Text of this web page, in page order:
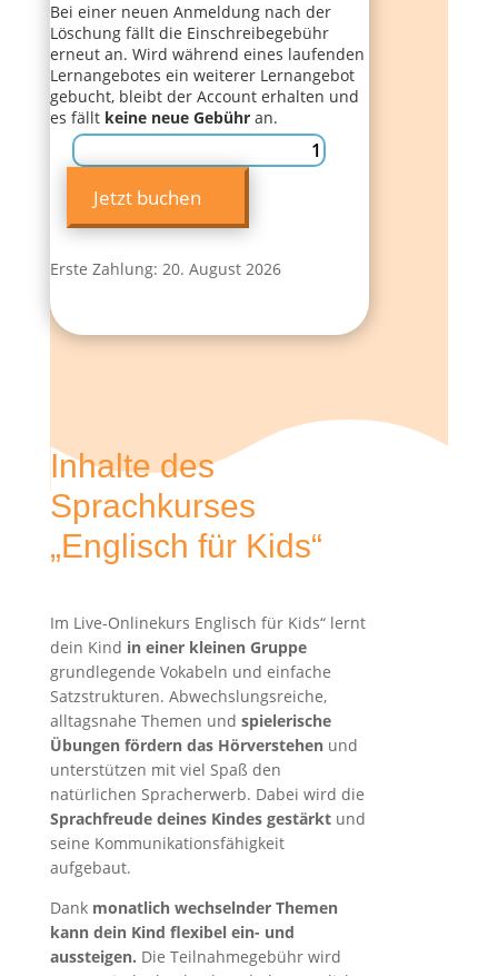
Bei einer neuen Anmeldung nach der
Löschung fällt die Einschreibegebühr
erneut an. Wird während eines laufenden
Lernangebotes ein weiterer Lernangebot
gebucht, bleibt der Account erhalten und
es fällt keine neue Gebühran.
Englisch
für
Kids
Menge
Jetzt buchen
Erste Zahlung: 20. August 2026
Inhalte des
Sprachkurses
„Englisch für Kids“
Im Live-Onlinekurs Englisch für Kids“ lernt
dein Kind in einer kleinen Gruppe
grundlegende Vokabeln und einfache
Satzstrukturen. Abwechslungsreiche,
alltagsnahe Themen und spielerische
Übungen fördern das Hörverstehenund
unterstützen mit viel Spaß den
natürlichen Spracherwerb. Dabei wird die
Sprachfreude deines Kindes gestärktund
seine Kommunikationsfähigkeit
aufgebaut.
Dank monatlich wechselnder Themen
kann dein Kind flexibel ein- und
aussteigen. Die Teilnahmegebühr wird